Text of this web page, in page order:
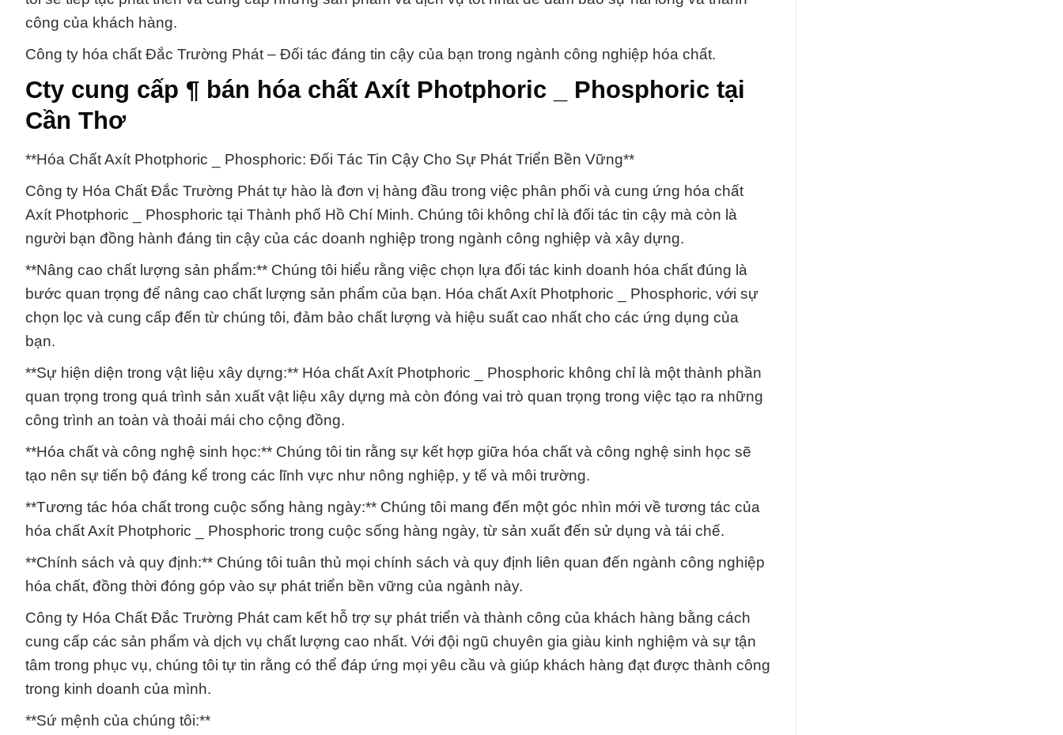
công của khách hàng.
Công ty hóa chất Đắc Trường Phát – Đối tác đáng tin cậy của bạn trong ngành công nghiệp hóa chất.
Cty cung cấp ¶ bán hóa chất Axít Photphoric _ Phosphoric tại
Cần Thơ
**Hóa Chất Axít Photphoric _ Phosphoric: Đối Tác Tin Cậy Cho Sự Phát Triển Bền Vững**
Công ty Hóa Chất Đắc Trường Phát tự hào là đơn vị hàng đầu trong việc phân phối và cung ứng hóa chất
Axít Photphoric _ Phosphoric tại Thành phố Hồ Chí Minh. Chúng tôi không chỉ là đối tác tin cậy mà còn là
người bạn đồng hành đáng tin cậy của các doanh nghiệp trong ngành công nghiệp và xây dựng.
**Nâng cao chất lượng sản phẩm:** Chúng tôi hiểu rằng việc chọn lựa đối tác kinh doanh hóa chất đúng là
bước quan trọng để nâng cao chất lượng sản phẩm của bạn. Hóa chất Axít Photphoric _ Phosphoric, với sự
chọn lọc và cung cấp đến từ chúng tôi, đảm bảo chất lượng và hiệu suất cao nhất cho các ứng dụng của
bạn.
**Sự hiện diện trong vật liệu xây dựng:** Hóa chất Axít Photphoric _ Phosphoric không chỉ là một thành phần
quan trọng trong quá trình sản xuất vật liệu xây dựng mà còn đóng vai trò quan trọng trong việc tạo ra những
công trình an toàn và thoải mái cho cộng đồng.
**Hóa chất và công nghệ sinh học:** Chúng tôi tin rằng sự kết hợp giữa hóa chất và công nghệ sinh học sẽ
tạo nên sự tiến bộ đáng kể trong các lĩnh vực như nông nghiệp, y tế và môi trường.
**Tương tác hóa chất trong cuộc sống hàng ngày:** Chúng tôi mang đến một góc nhìn mới về tương tác của
hóa chất Axít Photphoric _ Phosphoric trong cuộc sống hàng ngày, từ sản xuất đến sử dụng và tái chế.
**Chính sách và quy định:** Chúng tôi tuân thủ mọi chính sách và quy định liên quan đến ngành công nghiệp
hóa chất, đồng thời đóng góp vào sự phát triển bền vững của ngành này.
Công ty Hóa Chất Đắc Trường Phát cam kết hỗ trợ sự phát triển và thành công của khách hàng bằng cách
cung cấp các sản phẩm và dịch vụ chất lượng cao nhất. Với đội ngũ chuyên gia giàu kinh nghiệm và sự tận
tâm trong phục vụ, chúng tôi tự tin rằng có thể đáp ứng mọi yêu cầu và giúp khách hàng đạt được thành công
trong kinh doanh của mình.
**Sứ mệnh của chúng tôi:**